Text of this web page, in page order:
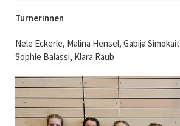
Turnerinnen
Nele Eckerle, Malina Hensel, Gabija
Sophie Balassi, Klara Raub